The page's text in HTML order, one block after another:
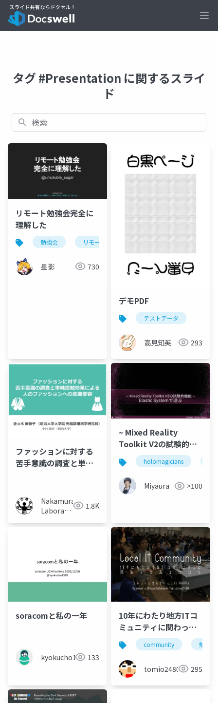
タグ #Presentation に関するスライ
ド
検索
リモート勉強会完全に
理解した
勉強会 リモート オンライン 登壇
星影 730
デモPDF
テストデータ
高見知英 293
ファッションに対する
苦手意識の調査と単純
容
Nakamura
Laboratory
1.8K
~ Mixed Reality
Toolkit V2の試験的機
能 ~ Elastic Systemで
遊ぶ
holomagicians
Miyaura >100
soracomと私の一年
kyokucho1989 133
10年にわたり地方ITコ
ミュニティに関わって
見えたことcommunity 勉強会
tomio2480 295